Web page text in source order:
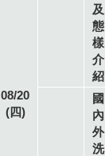
08/20
(四)
及
態
樣
介
紹
國
內
外
洗